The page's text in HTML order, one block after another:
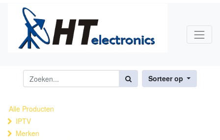
Sorteer op
Alle Producten
IPTV
Merken